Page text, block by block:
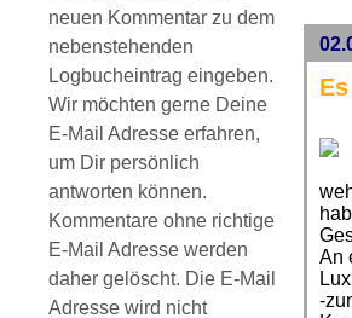
neuen Kommentar zu dem
nebenstehenden
Logbucheintrag eingeben.
Wir möchten gerne Deine
E-Mail Adresse erfahren,
um Dir persönlich
antworten können.
Kommentare ohne richtige
E-Mail Adresse werden
daher gelöscht. Die E-Mail
Adresse wird nicht
An
-